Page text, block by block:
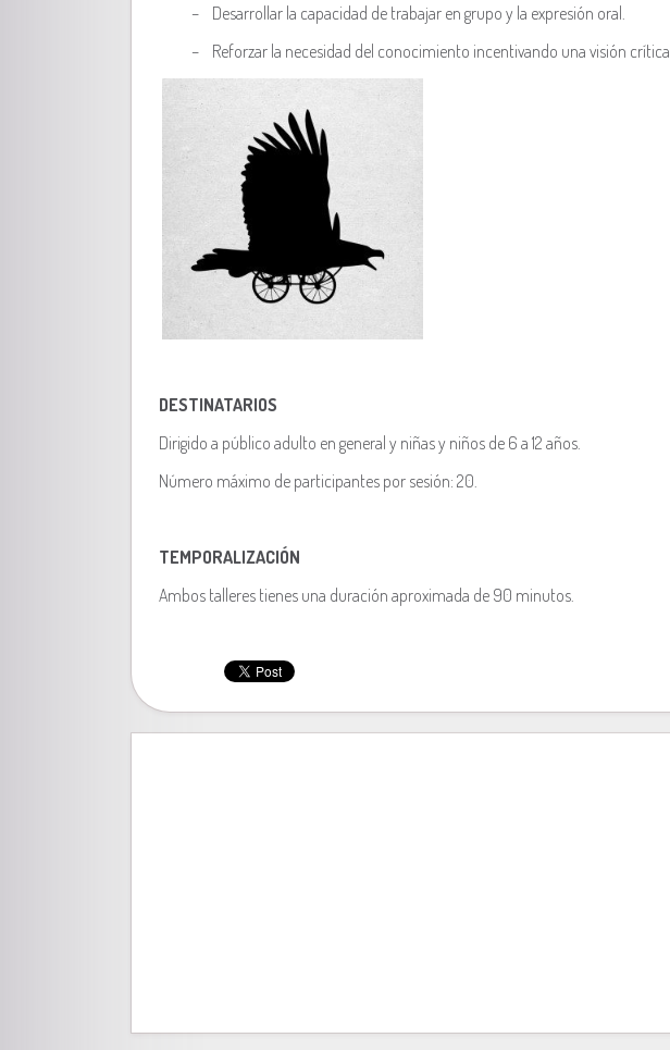
– Desarrollar la capacidad de trabajar en grupo y la expresión oral.
– Reforzar la necesidad del conocimiento incentivando una visión crítica.
DESTINATARIOS
Dirigido a público adulto en general y niñas y niños de 6 a 12 años.
Número máximo de participantes por sesión: 20.
TEMPORALIZACIÓN
Ambos talleres tienes una duración aproximada de 90 minutos.